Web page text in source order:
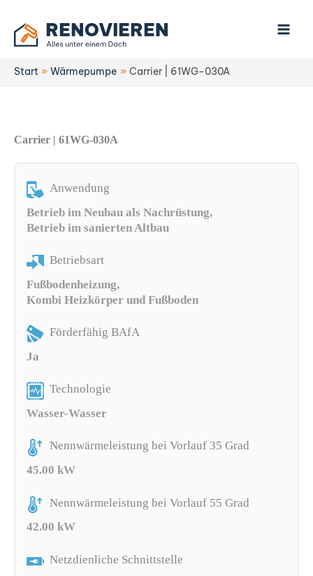
Inhalt
springen
Start Wärmepumpe Carrier | 61WG-030A
Carrier | 61WG-030A
Anwendung
Betrieb im Neubau als Nachrüstung,
Betrieb im sanierten Altbau
Betriebsart
Fußbodenheizung,
Kombi Heizkörper und Fußboden
Förderfähig BAfA
Ja
Technologie
Wasser-Wasser
Nennwärmeleistung bei Vorlauf 35 Grad
45.00 kW
Nennwärmeleistung bei Vorlauf 55 Grad
42.00 kW
Netzdienliche Schnittstelle